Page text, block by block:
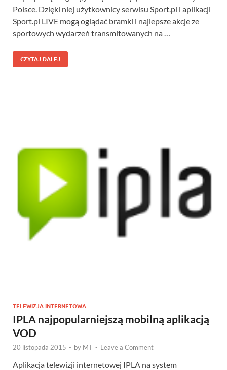
Polsce. Dzięki niej użytkownicy serwisu Sport.pl i aplikacji
Sport.pl LIVE mogą oglądać bramki i najlepsze akcje ze
sportowych wydarzeń transmitowanych na …
CZYTAJ DALEJ
TELEWIZJA INTERNETOWA
IPLA najpopularniejszą mobilną aplikacją
VOD
20 listopada 2015 - by MT - Leave a Comment
Aplikacja telewizji internetowej IPLA na system